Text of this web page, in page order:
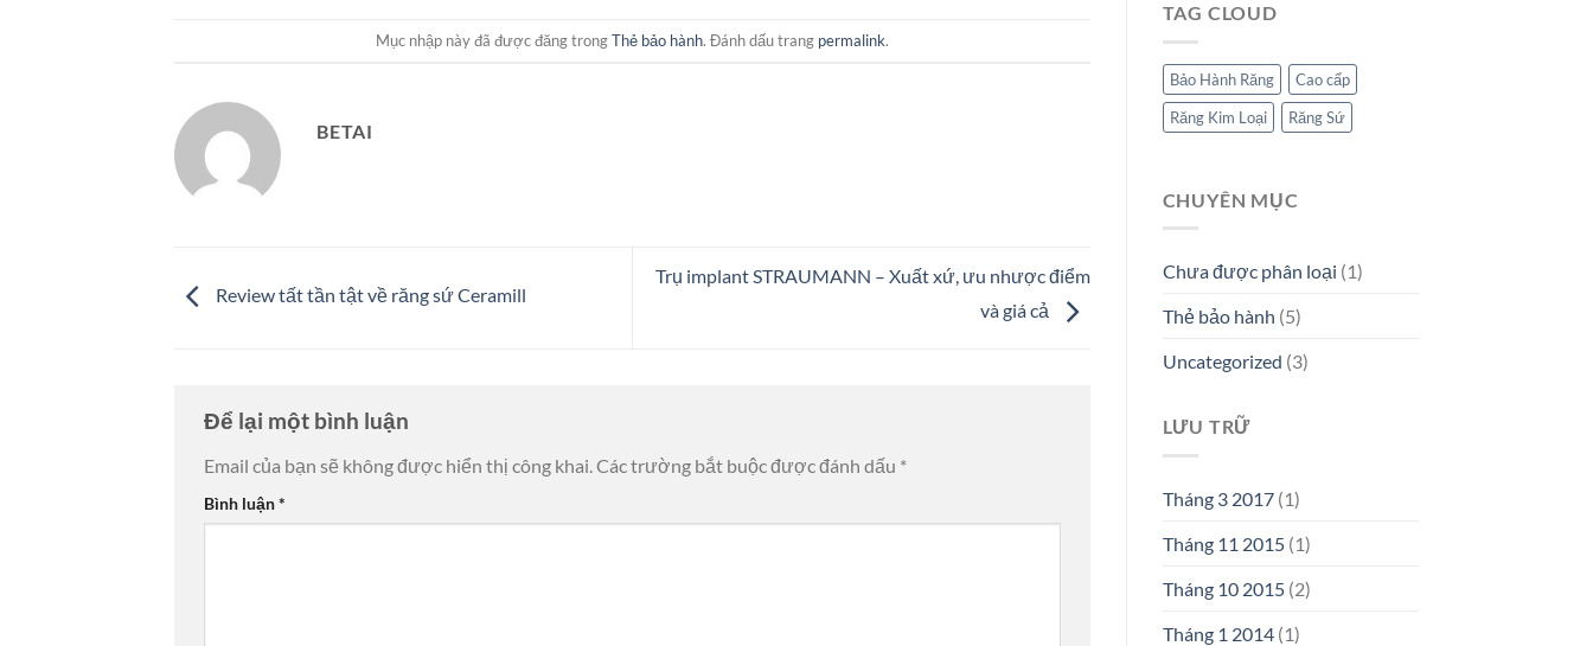
Mục nhập này đã được đăng trongThẻ bảo hành. Đánh dấu trang permalink.
BETAI
Review tất tần tật về răng sứ Ceramill
Trụ implant STRAUMANN – Xuất xứ, ưu nhược điểm
và giá cả
Để lại một bình luận
Email của bạn sẽ không được hiển thị công khai. Các trường bắt buộc được đánh dấu *
Bình luận*
TAG CLOUD
Bảo Hành Răng
Cao cấp
Răng Kim Loại
Răng Sứ
CHUYÊN MỤC
Chưa được phân loại (1)
Thẻ bảo hành (5)
Uncategorized (3)
LƯU TRỮ
Tháng 3 2017(1)
Tháng 11 2015(1)
Tháng 10 2015(2)
Tháng 1 2014(1)